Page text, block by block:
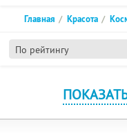
По рейтингу
Главная Красота